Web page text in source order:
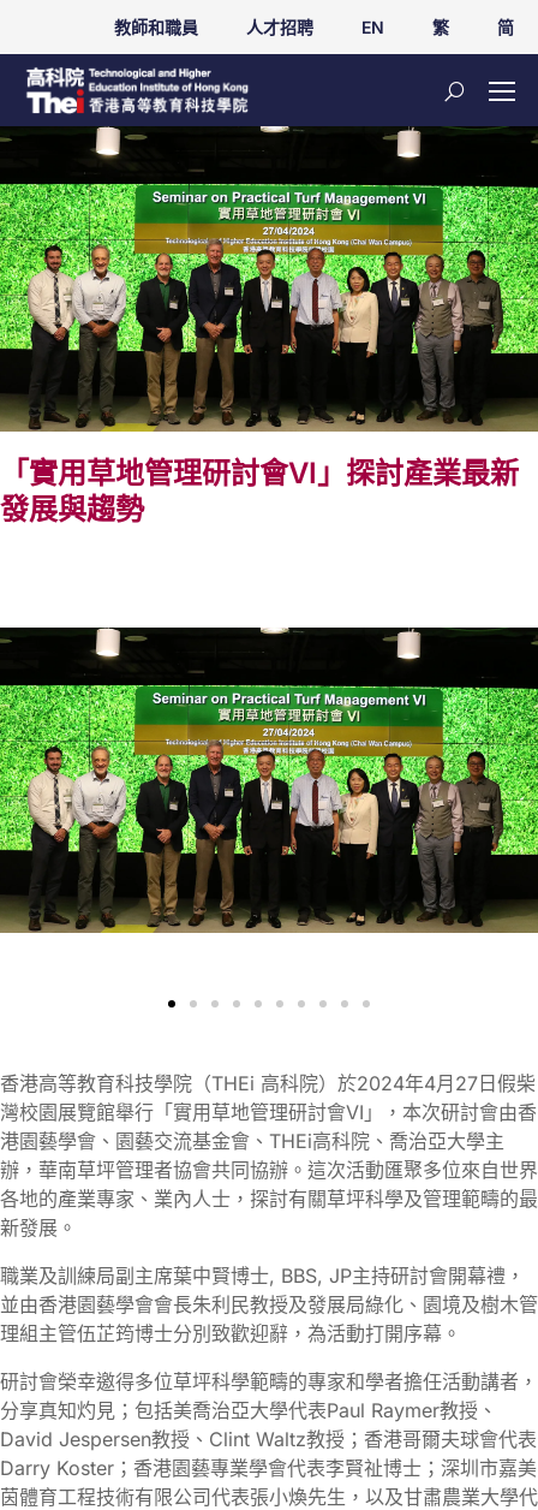
教師和職員 人才招聘 EN 繁 简
「實用草地管理研討會VI」探討產業最新
發展與趨勢
香港高等教育科技學院（THEi 高科院）於2024年4月27日假柴
灣校園展覽館舉行「實用草地管理研討會VI」，本次研討會由香
港園藝學會、園藝交流基金會、THEi高科院、喬治亞大學主
辦，華南草坪管理者協會共同協辦。這次活動匯聚多位來自世界
各地的產業專家、業內人士，探討有關草坪科學及管理範疇的最
新發展。
職業及訓練局副主席葉中賢博士, BBS, JP主持研討會開幕禮，
並由香港園藝學會會長朱利民教授及發展局綠化、園境及樹木管
理組主管伍芷筠博士分別致歡迎辭，為活動打開序幕。
研討會榮幸邀得多位草坪科學範疇的專家和學者擔任活動講者，
分享真知灼見；包括美喬治亞大學代表Paul Raymer教授、
David Jespersen教授、Clint Waltz教授；香港哥爾夫球會代表
Darry Koster；香港園藝專業學會代表李賢祉博士；深圳市嘉美
茵體育工程技術有限公司代表張小煥先生，以及甘肅農業大學代